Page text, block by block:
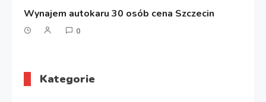
Wynajem autokaru 30 osób cena Szczecin
0
Kategorie